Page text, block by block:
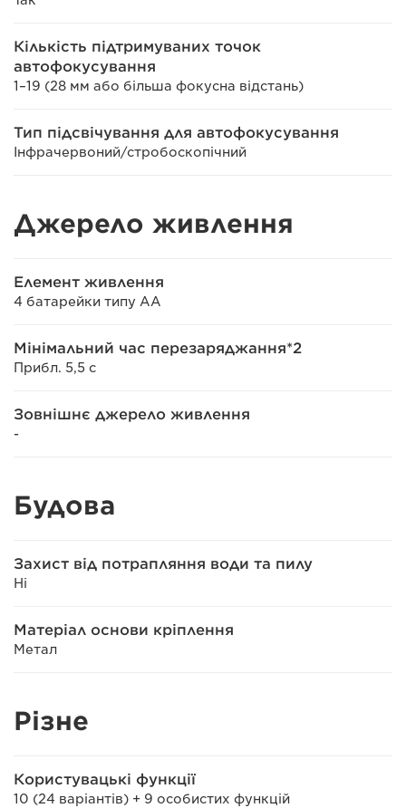
Кількість підтримуваних точок
автофокусування
1–19 (28 мм або більша фокусна відстань)
Тип підсвічування для автофокусування
Інфрачервоний/стробоскопічний
Джерело живлення
Елемент живлення
4 батарейки типу AA
Мінімальний час перезаряджання*2
Прибл. 5,5 с
Зовнішнє джерело живлення
-
Будова
Захист від потрапляння води та пилу
Ні
Матеріал основи кріплення
Метал
Різне
Користувацькі функції
10 (24 варіантів) + 9 особистих функцій